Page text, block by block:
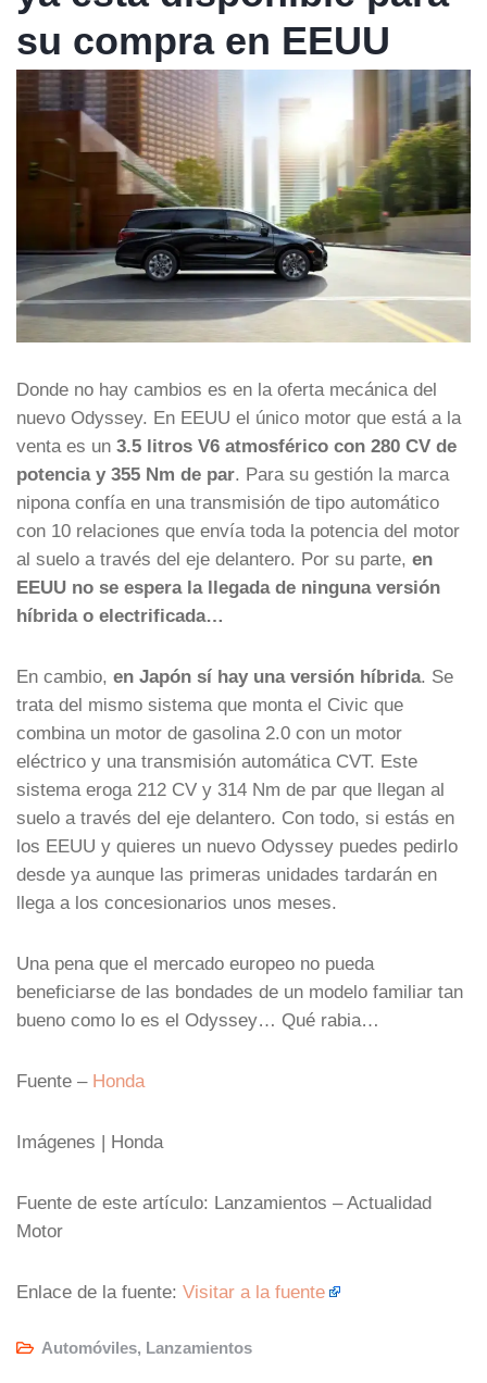
su compra en EEUU
Donde no hay cambios es en la oferta mecánica del
nuevo Odyssey. En EEUU el único motor que está a la
venta es un 3.5 litros V6 atmosférico con 280 CV de
potencia y 355 Nm de par . Para su gestión la marca
nipona confía en una transmisión de tipo automático
con 10 relaciones que envía toda la potencia del motor
al suelo a través del eje delantero. Por su parte, en
EEUU no se espera la llegada de ninguna versión
híbrida o electrificada…
En cambio, en Japón sí hay una versión híbrida . Se
trata del mismo sistema que monta el Civic que
combina un motor de gasolina 2.0 con un motor
eléctrico y una transmisión automática CVT. Este
sistema eroga 212 CV y 314 Nm de par que llegan al
suelo a través del eje delantero. Con todo, si estás en
los EEUU y quieres un nuevo Odyssey puedes pedirlo
desde ya aunque las primeras unidades tardarán en
llega a los concesionarios unos meses.
Una pena que el mercado europeo no pueda
beneficiarse de las bondades de un modelo familiar tan
bueno como lo es el Odyssey… Qué rabia…
Fuente – Honda
Imágenes | Honda
Fuente de este artículo: Lanzamientos – Actualidad
Motor
Enlace de la fuente: Visitar a la fuente
Automóviles, Lanzamientos